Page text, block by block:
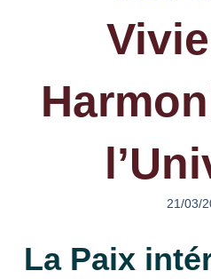
21/03/
La Paix